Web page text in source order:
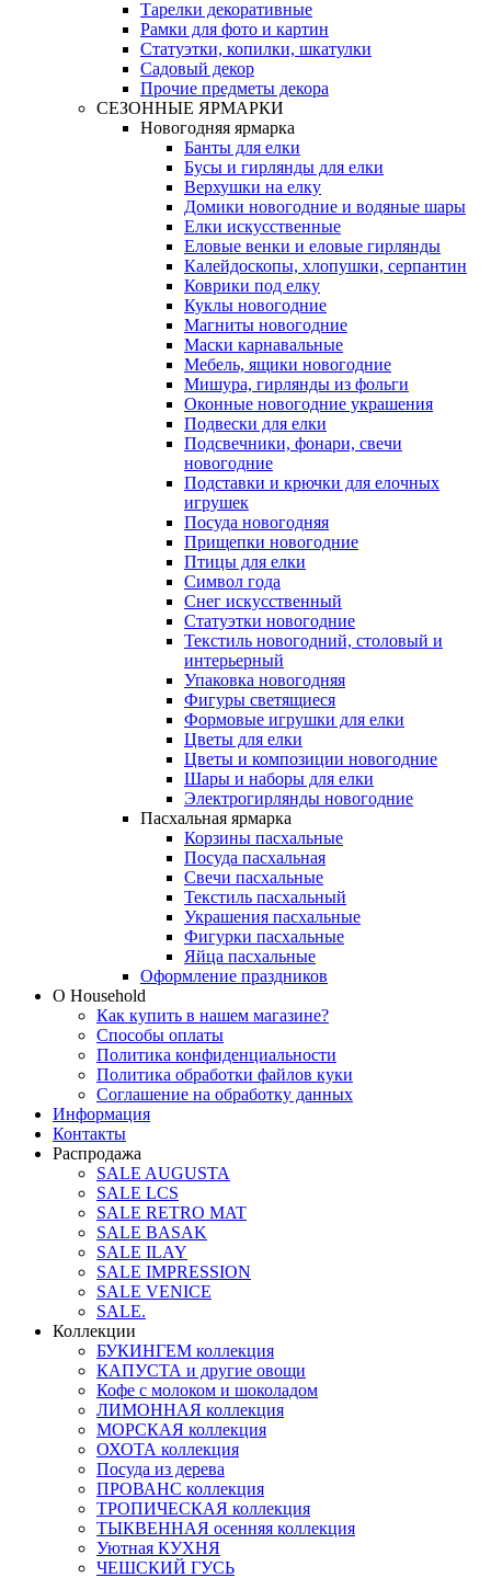
Тарелки декоративные
Рамки для фото и картин
Статуэтки, копилки, шкатулки
Садовый декор
Прочие предметы декора
СЕЗОННЫЕ ЯРМАРКИ
Новогодняя ярмарка
Банты для елки
Бусы и гирлянды для елки
Верхушки на елку
Домики новогодние и водяные шары
Елки искусственные
Еловые венки и еловые гирлянды
Калейдоскопы, хлопушки, серпантин
Коврики под елку
Куклы новогодние
Магниты новогодние
Маски карнавальные
Мебель, ящики новогодние
Мишура, гирлянды из фольги
Оконные новогодние украшения
Подвески для елки
Подсвечники, фонари, свечи
новогодние
Подставки и крючки для елочных
игрушек
Посуда новогодняя
Прищепки новогодние
Птицы для елки
Символ года
Снег искусственный
Статуэтки новогодние
Текстиль новогодний, столовый и
интерьерный
Упаковка новогодняя
Фигуры светящиеся
Формовые игрушки для елки
Цветы для елки
Цветы и композиции новогодние
Шары и наборы для елки
Электрогирлянды новогодние
Пасхальная ярмарка
Корзины пасхальные
Посуда пасхальная
Свечи пасхальные
Текстиль пасхальный
Украшения пасхальные
Фигурки пасхальные
Яйца пасхальные
Оформление праздников
О Household
Как купить в нашем магазине?
Способы оплаты
Политика конфиденциальности
Политика обработки файлов куки
Соглашение на обработку данных
Информация
Контакты
Распродажа
SALE AUGUSTA
SALE LCS
SALE RETRO MAT
SALE BASAK
SALE ILAY
SALE IMPRESSION
SALE VENICE
SALE.
Коллекции
БУКИНГЕМ коллекция
КАПУСТА и другие овощи
Кофе с молоком и шоколадом
ЛИМОННАЯ коллекция
МОРСКАЯ коллекция
ОХОТА коллекция
Посуда из дерева
ПРОВАНС коллекция
ТРОПИЧЕСКАЯ коллекция
ТЫКВЕННАЯ осенняя коллекция
Уютная КУХНЯ
ЧЕШСКИЙ ГУСЬ